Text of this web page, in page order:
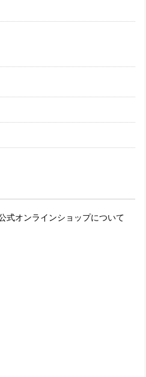
を購入するので同じ23〜23.5
今の物とは靴型が違うものな
小さいし入らない物が届き 最
です。
式オンラインショップについて